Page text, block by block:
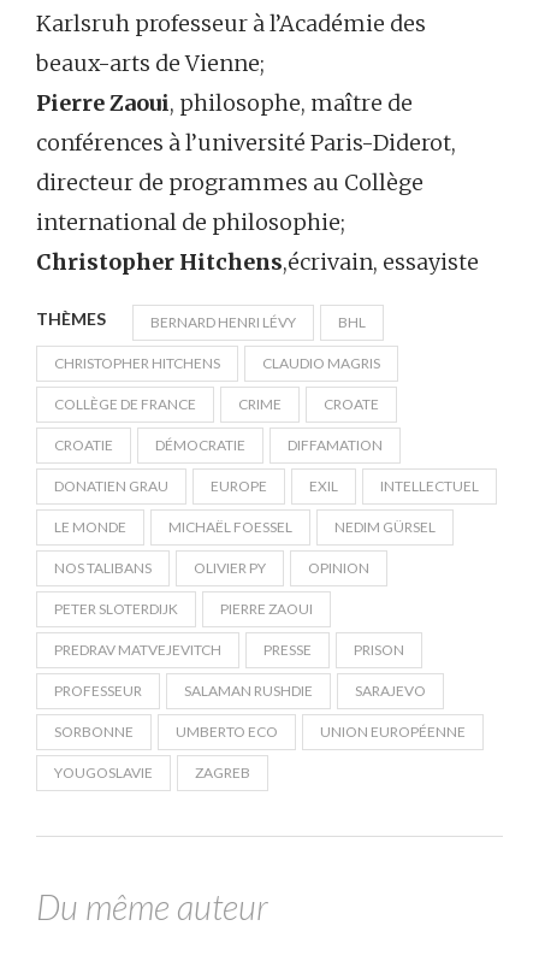
Karlsruh professeur à l’Académie des
beaux-arts de Vienne;
Pierre Zaoui, philosophe, maître de
conférences à l’université Paris-Diderot,
directeur de programmes au Collège
international de philosophie;
Christopher Hitchens,écrivain, essayiste
THÈMES BERNARD HENRI LÉVY BHL
CHRISTOPHER HITCHENS CLAUDIO MAGRIS
COLLÈGE DE FRANCE CRIME CROATE
CROATIE DÉMOCRATIE DIFFAMATION
DONATIEN GRAU EUROPE EXIL INTELLECTUEL
LE MONDE MICHAËL FOESSEL NEDIM GÜRSEL
NOS TALIBANS OLIVIER PY OPINION
PETER SLOTERDIJK PIERRE ZAOUI
PREDRAV MATVEJEVITCH PRESSE PRISON
PROFESSEUR SALAMAN RUSHDIE SARAJEVO
SORBONNE UMBERTO ECO UNION EUROPÉENNE
YOUGOSLAVIE ZAGREB
Du même auteur